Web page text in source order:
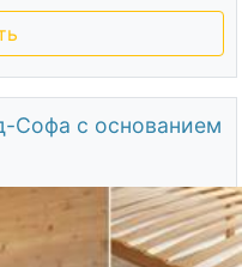
Софа с основанием